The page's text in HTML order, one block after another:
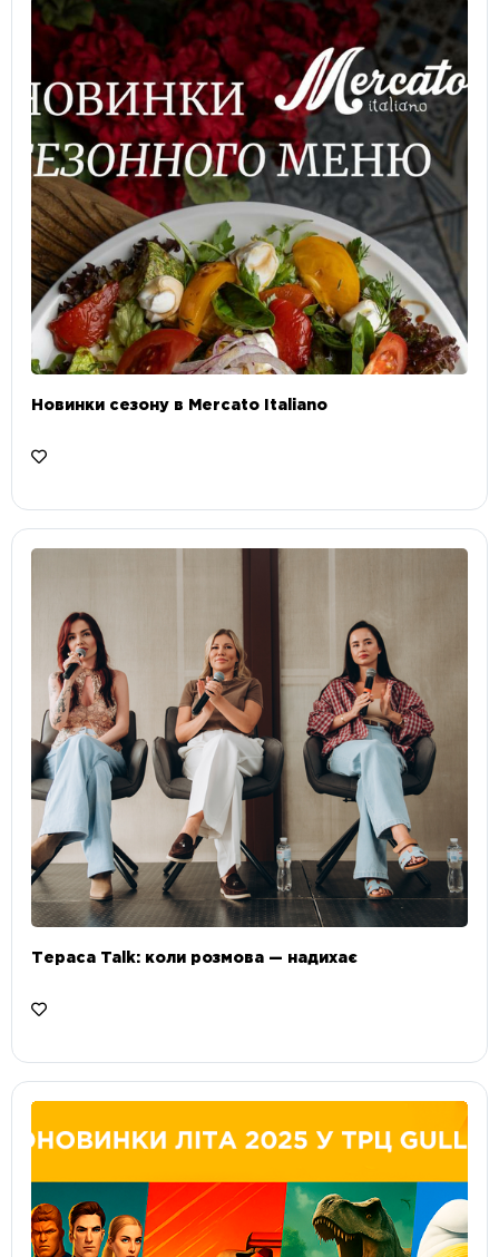
Новинки сезону в Mercato Italiano
Тераса Talk: коли розмова — надихає